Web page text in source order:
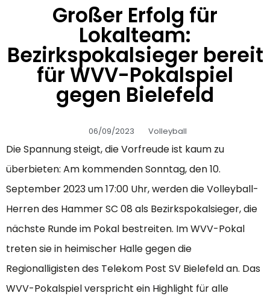
Großer Erfolg für
Lokalteam:
Bezirkspokalsieger bereit
für WVV-Pokalspiel
gegen Bielefeld
06/09/2023 Volleyball
Die Spannung steigt, die Vorfreude ist kaum zu
überbieten: Am kommenden Sonntag, den 10.
September 2023 um 17:00 Uhr, werden die Volleyball-
Herren des Hammer SC 08 als Bezirkspokalsieger, die
nächste Runde im Pokal bestreiten. Im WVV-Pokal
treten sie in heimischer Halle gegen die
Regionalligisten des Telekom Post SV Bielefeld an. Das
WVV-Pokalspiel verspricht ein Highlight für alle